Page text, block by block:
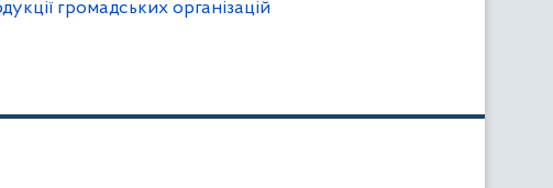
громадських організацій